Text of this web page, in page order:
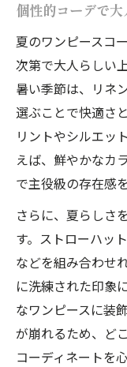
骨格ナチュラ
骨格ナチ
ワンピ選
苦手克服
の夏ワン
骨格別
特徴とは
ーデのコ
骨格ナ
ース選び
きれいめ印
個性的コ
なすコツ
個性的コーデで
夏のワンピースコ
次第で大人らしい
暑い季節は、リネ
選ぶことで快適さ
リントやシルエッ
えば、鮮やかなカ
で主役級の存在感
さらに、夏らしさ
す。ストローハッ
などを組み合わせ
に洗練された印象
なワンピースに装
が崩れるため、ど
コーディネートを